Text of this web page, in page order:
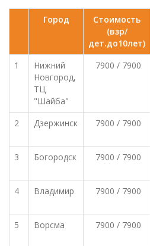
Город
Стоимость
(взр/
дет.до10лет)
1
Нижний
Новгород,
ТЦ
"Шайба"
7900 / 7900
2 Дзержинск 7900 / 7900
3
Богородск 7900 / 7900
4
Владимир 7900 / 7900
5
Ворсма 7900 / 7900